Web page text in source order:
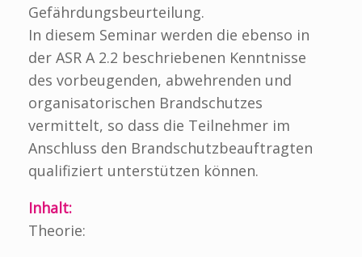
Gefährdungsbeurteilung.
In diesem Seminar werden die ebenso in
der ASR A 2.2 beschriebenen Kenntnisse
des vorbeugenden, abwehrenden und
organisatorischen Brandschutzes
vermittelt, so dass die Teilnehmer im
Anschluss den Brandschutzbeauftragten
qualifiziert unterstützen können.
Inhalt:
Theorie: